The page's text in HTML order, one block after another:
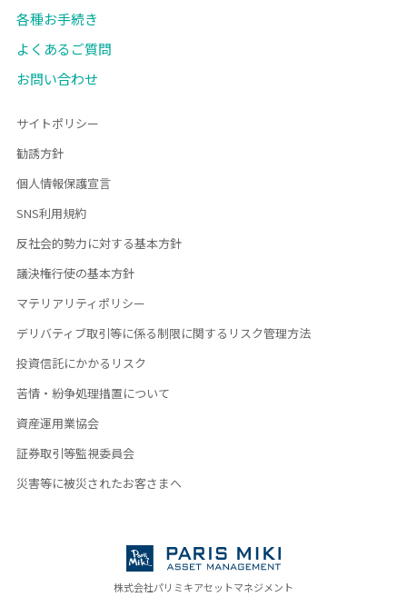
各種お手続き
よくあるご質問
お問い合わせ
サイトポリシー
勧誘方針
個人情報保護宣言
SNS利用規約
反社会的勢力に対する基本方針
議決権行使の基本方針
マテリアリティポリシー
デリバティブ取引等に係る制限に関するリスク管理方法
投資信託にかかるリスク
苦情・紛争処理措置について
資産運用業協会
証券取引等監視委員会
災害等に被災されたお客さまへ
株式会社パリミキアセットマネジメント